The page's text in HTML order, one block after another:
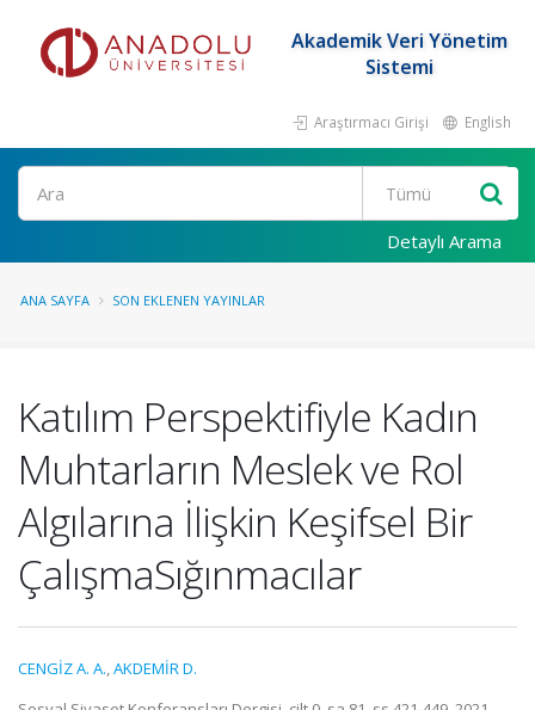
Akademik Veri Yönetim
Sistemi
Araştırmacı Girişi English
Ara
Detaylı Arama
ANA SAYFA SON EKLENEN YAYINLAR
Katılım Perspektifiyle Kadın
Muhtarların Meslek ve Rol
Algılarına İlişkin Keşifsel Bir
ÇalışmaSığınmacılar
CENGİZ A. A.,AKDEMİR D.